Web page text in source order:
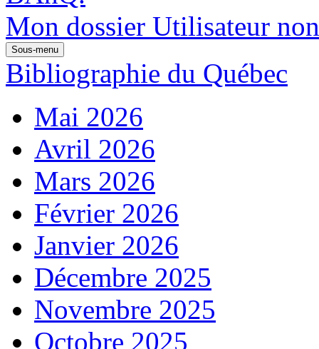
Mon dossier Utilisateur
Sous-menu
Bibliographie du Québec
Mai 2026
Avril 2026
Mars 2026
Février 2026
Janvier 2026
Décembre 2025
Novembre 2025
Octobre 2025